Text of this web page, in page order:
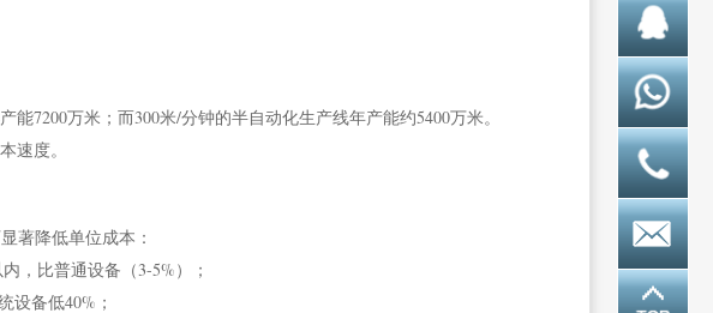
7200万米；而300米/分钟的半自动化生产线年产能约5400万米。
速度。
著降低单位成本：
，比普通设备（3-5%）；
设备低40%；